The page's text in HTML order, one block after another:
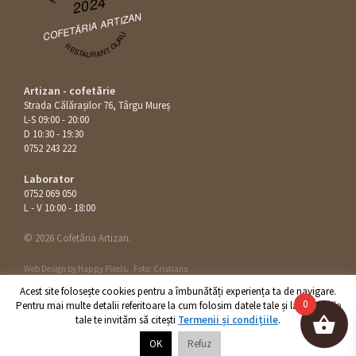
COFETĂRIA ARTIZAN
RESTAURANT GURU
Artizan - cofetărie
Strada Călăraşilor 76, Târgu Mureș
L-S 09:00 - 20:00
D 10:30 - 19:30
0752 243 222
Laborator
0752 069 050
L - V 10:00 - 18:00
© 2026 Cofetăria Artizan.
Web Design by Happy Pixels. Foto: Cristians
Acest site foloseşte cookies pentru a îmbunătăți experiența ta de navigare.
Pentru mai multe detalii referitoare la cum folosim datele tale și la drepturile
tale te invităm să citești Termenii și condițiile.
OK
Refuz
0